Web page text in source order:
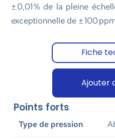
± 0,01 % de la pleine
exceptionnelle de ± 100
Fiche
Ajouter
Points forts
Type de pression